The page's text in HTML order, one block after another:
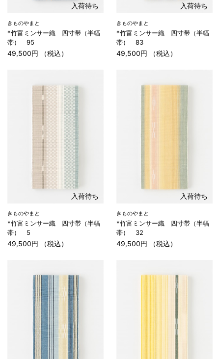
入荷待ち
きものやまと
*竹富ミンサー織 四寸帯（半幅
帯） 95
49,500円 （税込）
入荷待ち
きものやまと
*竹富ミンサー織 四寸帯（半幅
帯） 83
49,500円 （税込）
入荷待ち
きものやまと
*竹富ミンサー織 四寸帯（半幅
帯） 5
49,500円 （税込）
入荷待ち
きものやまと
*竹富ミンサー織 四寸帯（半幅
帯） 32
49,500円 （税込）